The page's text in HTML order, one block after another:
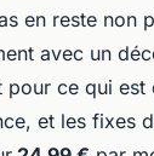
en reste non
avec un
pour ce qui
et les fixes